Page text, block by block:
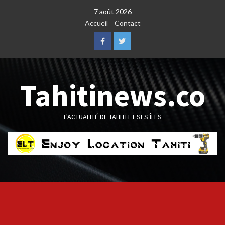
7 août 2026
Accueil
Contact
FacebookTwitter
Tahitinews.co
L'ACTUALITÉ DE TAHITI ET SES ÎLES